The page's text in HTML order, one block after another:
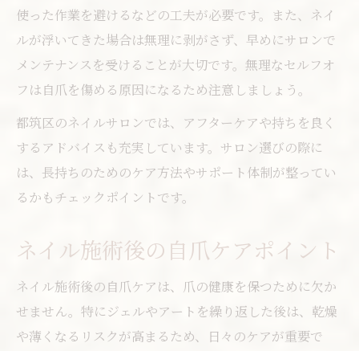
使った作業を避けるなどの工夫が必要です。また、ネイ
ルが浮いてきた場合は無理に剥がさず、早めにサロンで
メンテナンスを受けることが大切です。無理なセルフオ
フは自爪を傷める原因になるため注意しましょう。
都筑区のネイルサロンでは、アフターケアや持ちを良く
するアドバイスも充実しています。サロン選びの際に
は、長持ちのためのケア方法やサポート体制が整ってい
るかもチェックポイントです。
ネイル施術後の自爪ケアポイント
ネイル施術後の自爪ケアは、爪の健康を保つために欠か
せません。特にジェルやアートを繰り返した後は、乾燥
や薄くなるリスクが高まるため、日々のケアが重要で